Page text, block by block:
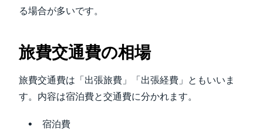
る場合が多いです。
旅費交通費の相場
旅費交通費は「出張旅費」「出張経費」ともいいま
す。内容は宿泊費と交通費に分かれます。
宿泊費